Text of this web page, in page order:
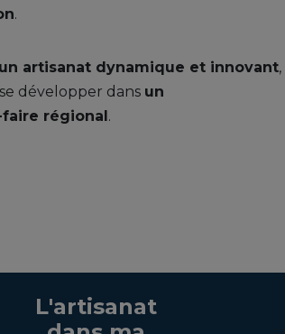
.
artisanat dynamique et innovant,
développer dans un
régional .
L'artisanat